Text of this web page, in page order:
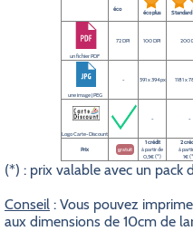
éco éco plus Standard
un fichier PDF
72 DPI 100 DPI 200
une image JPEG
- 591 x 394 px 1181 x
Logo Carte-Discount
- -
Prix gratuit
1 crédit
à partir de
0,5€ (*)
2
à
1€
(*) : prix valable avec un pack
Conseil : Vous pouvez
aux dimensions de 10cm de